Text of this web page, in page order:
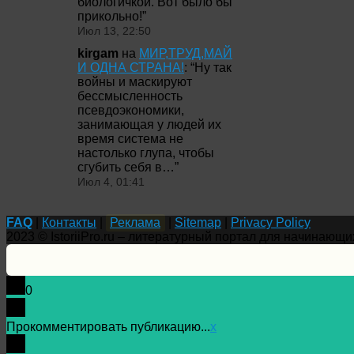
прикольно!”
Июл 13, 22:50
kirgam на МИР,ТРУД,МАЙ
И ОДНА СТРАНА!: “Ну так
войны и маскируют
бессмысленность
псевдоэкономики,
занимающая у людей их
время система не
настолько глупа, чтобы
сгубить себя в…”
Июл 4, 01:41
FAQ Контакты Реклама Sitemap
Privacy Policy
0
Прокомментировать публикацию...x